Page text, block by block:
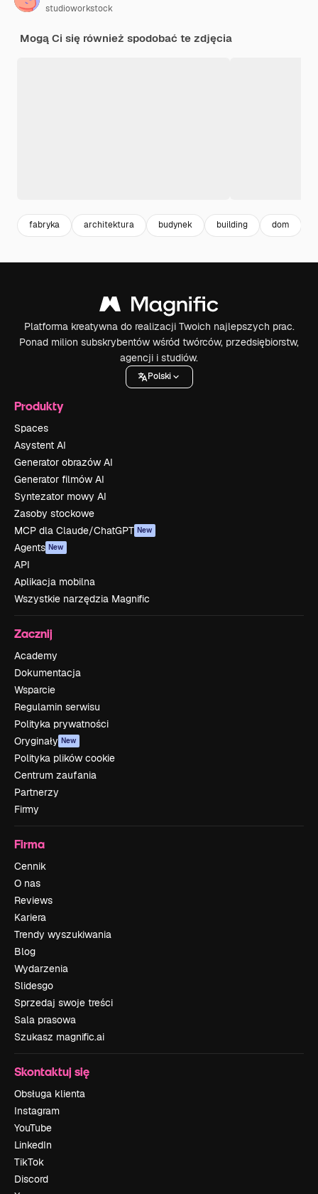
studioworkstock
Mogą Ci się również spodobać te zdjęcia
fabryka architektura budynek building dom
Platforma kreatywna do realizacji Twoich najlepszych prac.
Ponad milion subskrybentów wśród twórców, przedsiębiorstw,
agencji i studiów.
Polski
Produkty
Spaces
Asystent AI
Generator obrazów AI
Generator filmów AI
Syntezator mowy AI
Zasoby stockowe
MCP dla Claude/ChatGPT New
Agents New
API
Aplikacja mobilna
Wszystkie narzędzia Magnific
Zacznij
Academy
Dokumentacja
Wsparcie
Regulamin serwisu
Polityka prywatności
Oryginały New
Polityka plików cookie
Centrum zaufania
Partnerzy
Firmy
Firma
Cennik
O nas
Reviews
Kariera
Trendy wyszukiwania
Blog
Wydarzenia
Slidesgo
Sprzedaj swoje treści
Sala prasowa
Szukasz magnific.ai
Skontaktuj się
Obsługa klienta
Instagram
YouTube
LinkedIn
TikTok
Discord